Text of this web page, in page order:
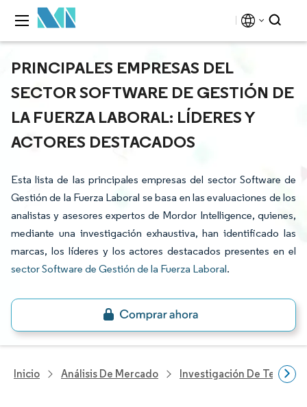
PRINCIPALES EMPRESAS DEL
SECTOR SOFTWARE DE GESTIÓN DE
LA FUERZA LABORAL: LÍDERES Y
ACTORES DESTACADOS
Esta lista de las principales empresas del sector Software de
Gestión de la Fuerza Laboral se basa en las evaluaciones de los
analistas y asesores expertos de Mordor Intelligence, quienes,
mediante una investigación exhaustiva, han identificado las
marcas, los líderes y los actores destacados presentes en el
sector Software de Gestión de la Fuerza Laboral.
Inicio Análisis De Mercado Investigación De